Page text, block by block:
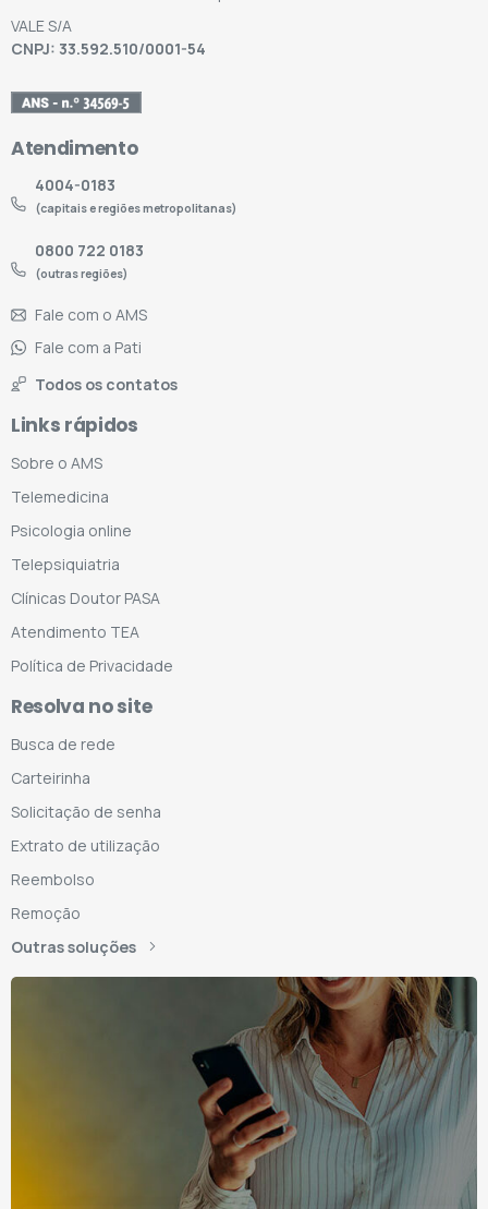
VALE S/A
CNPJ: 33.592.510/0001-54
Atendimento
4004-0183
(capitais e regiões metropolitanas)
0800 722 0183
(outras regiões)
Fale com o AMS
Fale com a Pati
Todos os contatos
Links rápidos
Sobre o AMS
Telemedicina
Psicologia online
Telepsiquiatria
Clínicas Doutor PASA
Atendimento TEA
Política de Privacidade
Resolva no site
Busca de rede
Carteirinha
Solicitação de senha
Extrato de utilização
Reembolso
Remoção
Outras soluções
no seu